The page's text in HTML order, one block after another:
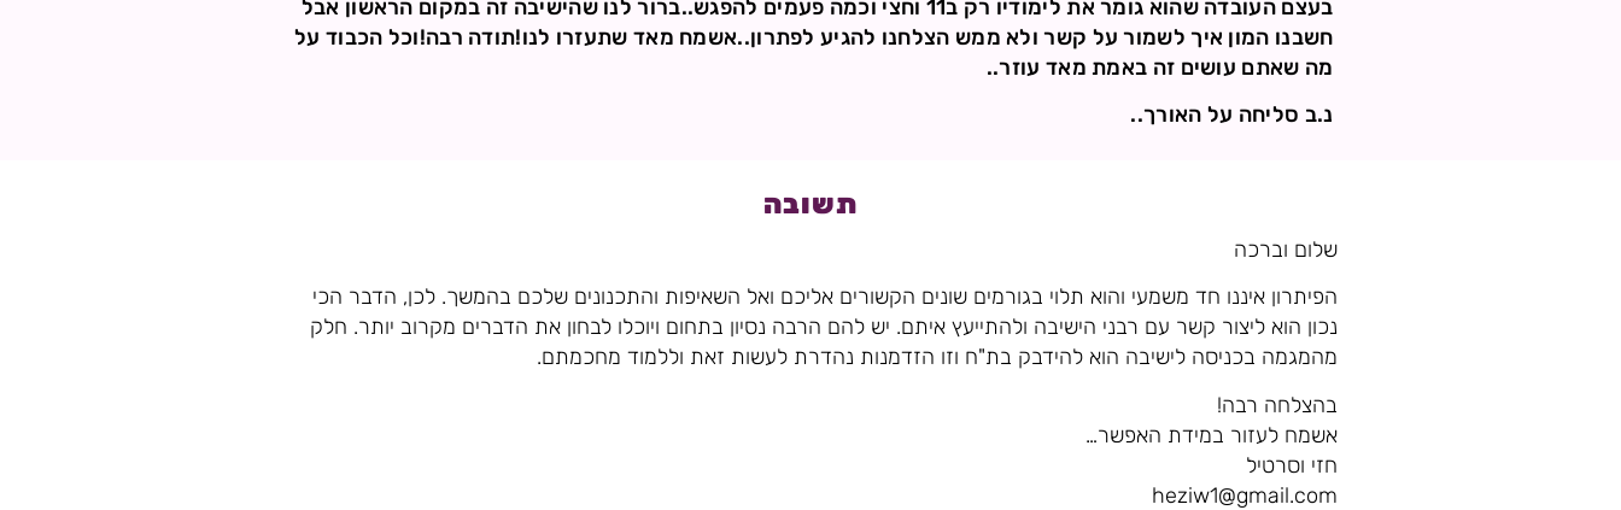
בעצם העובדה שהוא גומר את לימודיו רק ב11 וחצי וכמה פעמים להפגש..ברור לנו שהישיבה זה במקום הראשון אבל
חשבנו המון איך לשמור על קשר ולא ממש הצלחנו להגיע לפתרון..אשמח מאד שתעזרו לנו!תודה רבה!וכל הכבוד על
מה שאתם עושים זה באמת מאד עוזר..
נ.ב סליחה על האורך..
תשובה
שלום וברכה
הפיתרון איננו חד משמעי והוא תלוי בגורמים שונים הקשורים אליכם ואל השאיפות והתכנונים שלכם בהמשך. לכן, הדבר הכי
נכון הוא ליצור קשר עם רבני הישיבה ולהתייעץ איתם. יש להם הרבה נסיון בתחום ויוכלו לבחון את הדברים מקרוב יותר. חלק
מהמגמה בכניסה לישיבה הוא להידבק בת"ח וזו הזדמנות נהדרת לעשות זאת וללמוד מחכמתם.
בהצלחה רבה!
אשמח לעזור במידת האפשר…
חזי וסרטיל
heziw1@gmail.com